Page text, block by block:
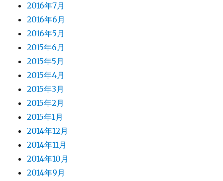
2016年7月
2016年6月
2016年5月
2015年6月
2015年5月
2015年4月
2015年3月
2015年2月
2015年1月
2014年12月
2014年11月
2014年10月
2014年9月